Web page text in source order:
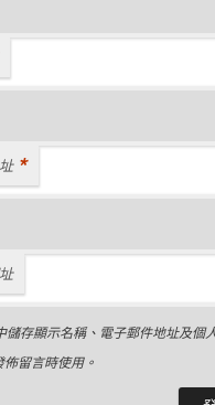
*
儲存顯示名稱、電子郵件地址及個
留言時使用。